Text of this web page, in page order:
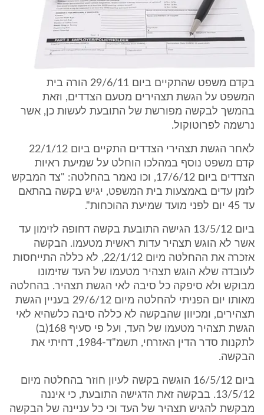
בקדם משפט שהתקיים ביום 29/6/11 הורה בית
המשפט על הגשת תצהירים מטעם הצדדים, וזאת
בהמשך לבקשה מפורשת של התובעת לעשות כן, אשר
נרשמה לפרוטוקול.
לאחר הגשת תצהירי הצדדים התקיים ביום 22/1/12
קדם משפט נוסף במהלכו הוחלט על שמיעת ראיות
הצדדים ביום 17/6/12, וכו נאמר בהחלטה: "צד המבקש
לזמן עדים באמצעות בית המשפט, יגיש בקשה בהתאם
עד 45 יום לפני מועד שמיעת ההוכחות".
ביום 13/5/12 הגישה התובעת בקשה דחופה לזימון עד
אשר לא הוגש תצהיר עדות ראשית מטעמו. הבקשה
אזכרה את ההחלטה מיום 22/1/12, לא כללה התייחסות
לעובדה שלא הוגש תצהיר מטעמו של העד שזימונו
מבוקש ולא סיפקה כל סיבה לאי הגשת תצהיר. בהחלטה
מאותו יום הפניתי להחלטה מיום 29/6/12 בעניין הגשת
תצהירים, ומכיוון שהבקשה לא כללה סיבה כלשהיא לאי
הגשת תצהיר מטעמו של העד, ועל פי סעיף 168(ב)
לתקנות סדר הדין האזרחי, תשמ"ד-1984, דחיתי את
הבקשה.
ביום 16/5/12 הוגשה בקשה לעיון חוזר בהחלטה מיום
13/5/12. בבקשה זאת הדגישה התובעת, כי איננה
מבקשת להגיש תצהיר של העד וכי כל עניינה של הבקשה